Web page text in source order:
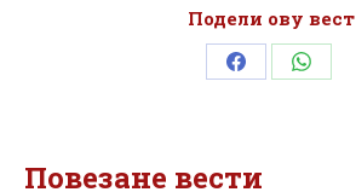
Подели ову вест
Share Share
Повезане вести